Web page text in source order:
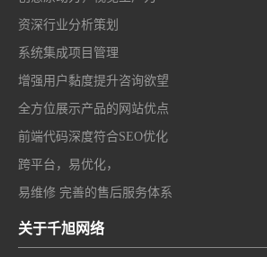
资深行业分析策划
系统集成项目管理
增强用户黏度提升咨询欲望
全方位展示产品的网站优点
前端代码深度符合SEO优化
跨平台，易优化，
易维修 完善的售后服务体系
关于千旭网络